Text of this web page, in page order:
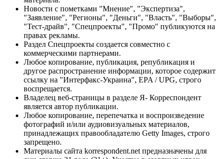
Новости с пометками "Мнение", "Экспертиза",
"Заявление", "Регионы", "Деньги", "Власть", "Выборы",
"Тест-драйв", "Спецпроекты", "Промо" публикуются на
правах рекламы.
Раздел Спецпроекты создается совместно с
коммерческими партнерами.
Любое копирование, публикация, републикация и
другое распространение информации, которое содержит
ссылку на "Интерфакс-Украина", EPA / UPG, строго
воспрещается.
Владелец веб-страницы в разделе Я- Корреспондент
является автор публикации.
Любое копирование, перепечатка и воспроизведение
фотографий и/или аудиовизуальных материалов,
принадлежащих правообладателю Getty Images, строго
запрещено.
Материалы сайта korrespondent.net предназначены для